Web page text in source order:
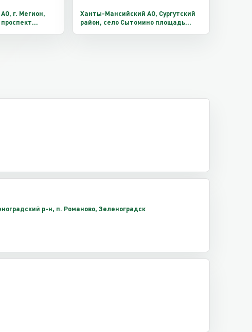
г. Мегион,
Ханты-Мансийский АО, Сургутский
район, село Сытомино площадь
р-н, п. Романово, Зеленоградск